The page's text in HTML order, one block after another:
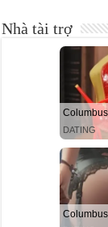
Nhà tài trợ